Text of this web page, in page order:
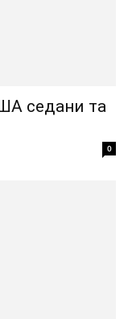
седани та
0